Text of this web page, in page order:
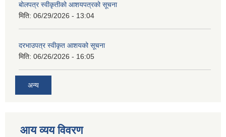
बोलपत्र स्वीकृतीको आशयपत्रको सूचना
मिति: 06/29/2026 - 13:04
दरभाउपत्र स्वीकृत आशयको सूचना
मिति: 06/26/2026 - 16:05
अन्य
आय व्यय विवरण